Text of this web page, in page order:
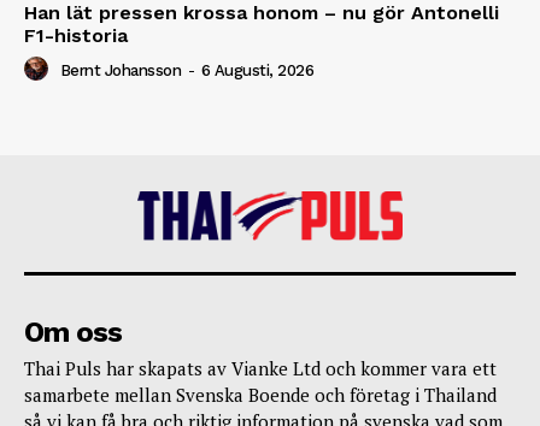
Han lät pressen krossa honom – nu gör Antonelli
F1-historia
Bernt Johansson - 6 Augusti, 2026
Om oss
Thai Puls har skapats av Vianke Ltd och kommer vara ett
samarbete mellan Svenska Boende och företag i Thailand
så vi kan få bra och riktig information på svenska vad som